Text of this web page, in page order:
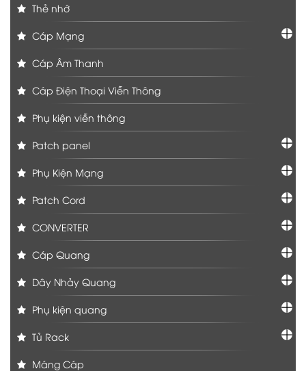
Thẻ nhớ
Cáp Mạng
Cáp Âm Thanh
Cáp Điện Thoại Viễn Thông
Phụ kiện viễn thông
Patch panel
Phụ Kiện Mạng
Patch Cord
CONVERTER
Cáp Quang
Dây Nhảy Quang
Phụ kiện quang
Tủ Rack
Máng Cáp